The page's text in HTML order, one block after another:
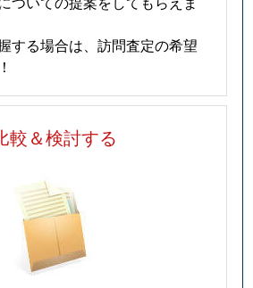
する場合は、訪問査定の希望
較＆検討する